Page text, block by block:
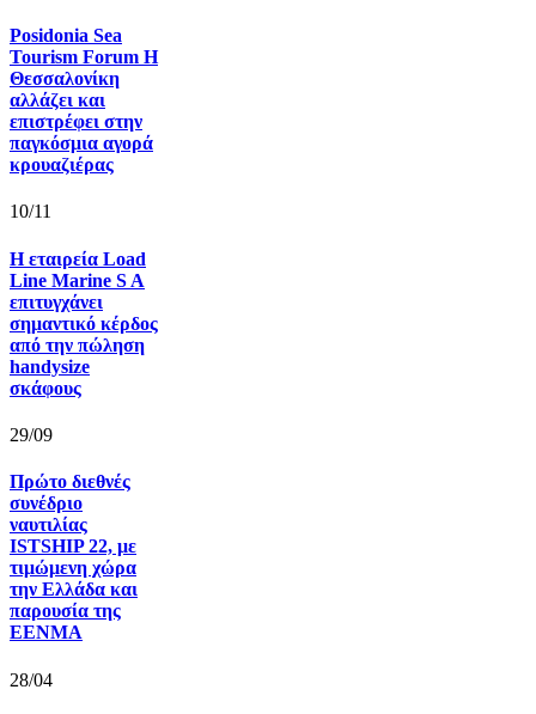
Posidonia Sea
Tourism Forum Η
Θεσσαλονίκη
αλλάζει και
επιστρέφει στην
παγκόσμια αγορά
κρουαζιέρας
10/11
Η εταιρεία Load
Line Marine S A
επιτυγχάνει
σημαντικό κέρδος
από την πώληση
handysize
σκάφους
29/09
Πρώτο διεθνές
συνέδριο
ναυτιλίας
ISTSHIP 22, με
τιμώμενη χώρα
την Ελλάδα και
παρουσία της
ΕΕΝΜΑ
28/04